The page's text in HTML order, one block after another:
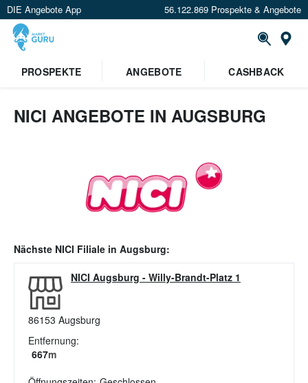
DIE Angebote App 56.122.869 Prospekte & Angebote
PROSPEKTE
ANGEBOTE CASHBACK
NICI ANGEBOTE IN AUGSBURG
Nächste NICI Filiale in Augsburg:
NICI Augsburg - Willy-Brandt-Platz 1
86153 Augsburg
Entfernung:
667m